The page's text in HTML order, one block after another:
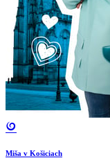
Miša v Košiciach